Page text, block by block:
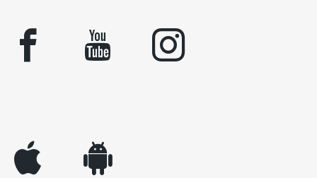
facebook youtube instagram
appleinc android